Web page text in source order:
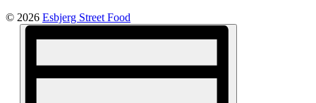
© 2026 Esbjerg Street Food
Views
Event
Navigation